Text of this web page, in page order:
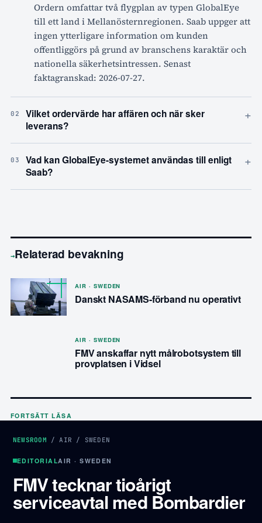
Ordern omfattar två flygplan av typen GlobalEye
till ett land i Mellanösternregionen. Saab uppger att
ingen ytterligare information om kunden
offentliggörs på grund av branschens karaktär och
nationella säkerhetsintressen. Senast
faktagranskad: 2026-07-27.
02
Vilket ordervärde har affären och när sker
leverans?
+
03
Vad kan GlobalEye-systemet användas till enligt
Saab?
+
→Relaterad bevakning
AIR · SWEDEN
Danskt NASAMS-förband nu operativt
AIR · SWEDEN
FMV anskaffar nytt målrobotsystem till
provplatsen i Vidsel
FORTSÄTT LÄSA
NEWSROOM / AIR / SWEDEN
EDITORIALAIR · SWEDEN
FMV tecknar tioårigt
serviceavtal med Bombardier